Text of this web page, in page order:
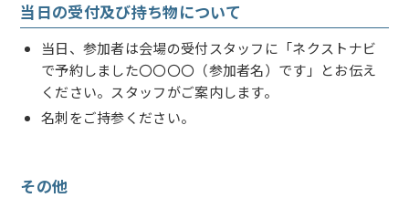
当日の受付及び持ち物について
当日、参加者は会場の受付スタッフに「ネクストナビ
で予約しました〇〇〇〇（参加者名）です」とお伝え
ください。スタッフがご案内します。
名刺をご持参ください。
その他